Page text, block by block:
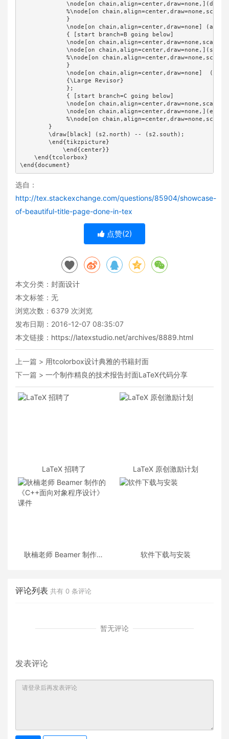
\node[on
%\node[on
}
\node[on chain,align=center,draw=none]
{ [start branch=B going below]
\node[on
\node[on
%\node[on
}
\node[on chain,align=center,draw=none]
{\Large Revisor}
};
{ [start branch=C going below]
\node[on
\node[on
%\node[on
}
\draw[black] (s2.north) -- (s2.south);
\end{tikzpicture}
\end{center}}
\end{tcolorbox}
\end{document}
选自：
http://tex.stackexchange.com/questions/85904/showcase-
of-beautiful-title-page-done-in-tex
点赞(2)
本文分类： 封面设计
本文标签：无
浏览次数： 6379 次浏览
发布日期：2016-12-07 08:35:07
本文链接： https://latexstudio.net/archives/8889.html
上一篇 > 用tcolorbox设计典雅的书籍封面
下一篇 > 一个制作精良的技术报告封面LaTeX代码分享
LaTeX 招聘了 LaTeX 原创激励计划
耿楠老师 Beamer 制作的
软件下载与安装
评论列表 共有 0 条评论
暂无评论
发表评论